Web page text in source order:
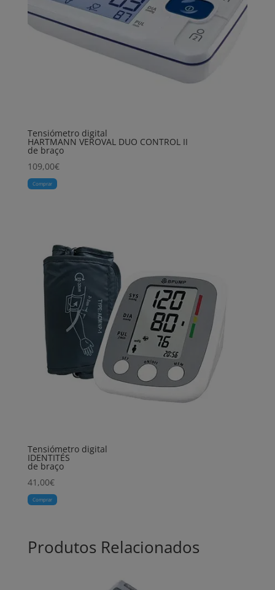
Tensiómetro digital
HARTMANN VEROVAL DUO CONTROL II
de braço
109,00€
Comprar
Tensiómetro digital
IDENTITÉS
de braço
41,00€
Comprar
Produtos Relacionados